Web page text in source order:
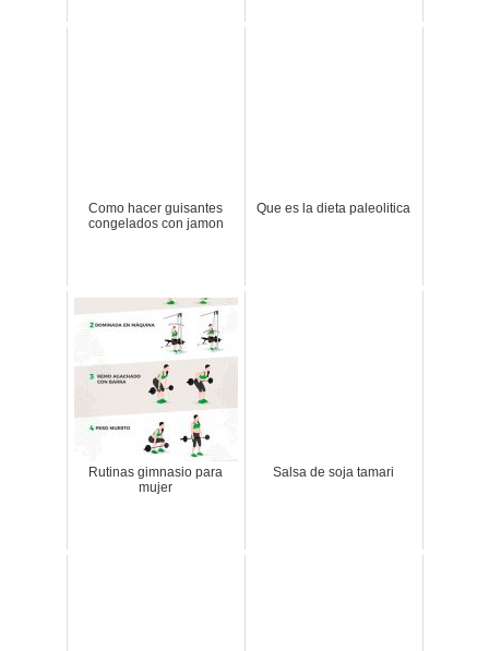
Como hacer guisantes
congelados con jamon
Que es la dieta paleolitica
Rutinas gimnasio para
mujer
Salsa de soja tamari